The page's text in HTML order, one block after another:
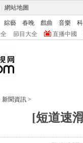
網站地圖
綜藝 春晚 戲曲 音樂
節目大全 直播中國
新聞資訊 >
[短道速